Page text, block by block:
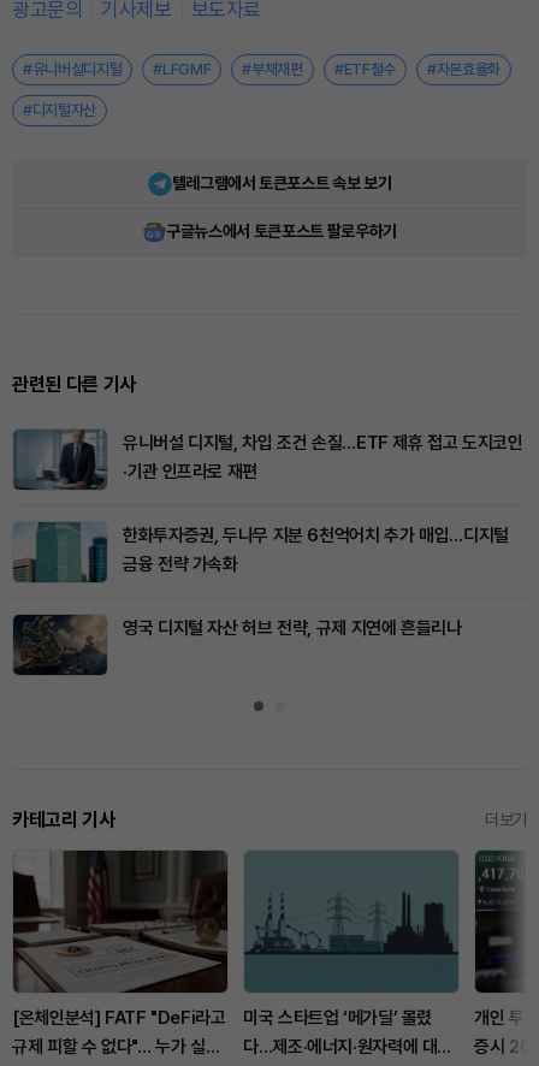
광고문의 기사제보 보도자료
#유니버설디지털 #LFGMF #부채재편 #ETF철수 #자본효율화
#디지털자산
텔레그램에서 토큰포스트 속보 보기
구글뉴스에서 토큰포스트 팔로우하기
관련된 다른 기사
유니버설 디지털, 차입 조건 손질…ETF 제휴 접고 도지코인
·기관 인프라로 재편
한화투자증권, 두나무 지분 6천억어치 추가 매입…디지털
금융 전략 가속화
영국 디지털 자산 허브 전략, 규제 지연에 흔들리나
카테고리 기사 더보기
[온체인분석] FATF "DeFi라고
규제 피할 수 없다"… 누가 실제
미국 스타트업 ‘메가딜’ 몰렸
다…제조·에너지·원자력에 대형
개인 투
증시